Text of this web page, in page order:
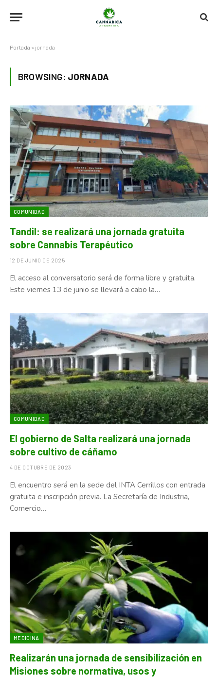
Portada » jornada
BROWSING: JORNADA
COMUNIDAD
Tandil: se realizará una jornada gratuita
sobre Cannabis Terapéutico
12 DE JUNIO DE 2025
El acceso al conversatorio será de forma libre y gratuita.
Este viernes 13 de junio se llevará a cabo la…
COMUNIDAD
El gobierno de Salta realizará una jornada
sobre cultivo de cáñamo
4 DE OCTUBRE DE 2023
El encuentro será en la sede del INTA Cerrillos con entrada
gratuita e inscripción previa. La Secretaría de Industria,
Comercio…
MEDICINA
Realizarán una jornada de sensibilización en
Misiones sobre normativa, usos y